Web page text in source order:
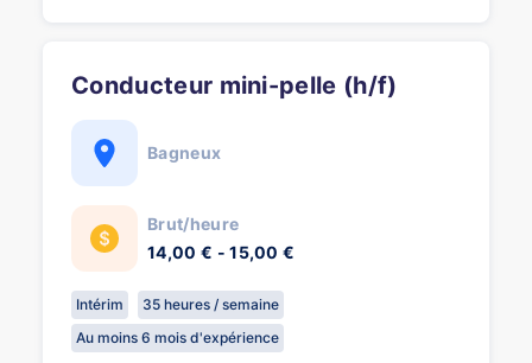
Conducteur mini-pelle (h/f)
Bagneux
Brut/heure
14,00 € - 15,00 €
Intérim
35 heures / semaine
Au moins 6 mois d'expérience